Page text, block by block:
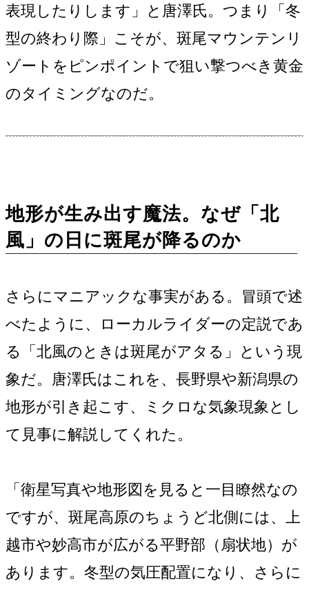
表現したりします」と唐澤氏。つまり「冬
型の終わり際」こそが、斑尾マウンテンリ
ゾートをピンポイントで狙い撃つべき黄金
のタイミングなのだ。
地形が生み出す魔法。なぜ「北
風」の日に斑尾が降るのか
さらにマニアックな事実がある。冒頭で述
べたように、ローカルライダーの定説であ
る「北風のときは斑尾がアタる」という現
象だ。唐澤氏はこれを、長野県や新潟県の
地形が引き起こす、ミクロな気象現象とし
て見事に解説してくれた。
「衛星写真や地形図を見ると一目瞭然なの
ですが、斑尾高原のちょうど北側には、上
越市や妙高市が広がる平野部（扇状地）が
あります。冬型の気圧配置になり、さらに